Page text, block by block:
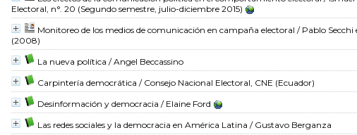
Electoral, n°. 20 (Segundo semestre, julio-diciembre 2015)
Monitoreo de los medios de comunicación en campaña electoral / Pablo Secchi
(2008)
La nueva política / Angel Beccassino
Carpintería democrática / Consejo Nacional Electoral, CNE (Ecuador)
Desinformación y democracia / Elaine Ford
Las redes sociales y la democracia en América Latina / Gustavo Berganza